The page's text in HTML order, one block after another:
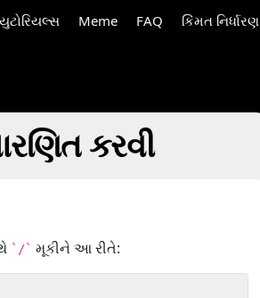
Meme FAQ કિંમત નિર્ધારણ
કરવી
`/` મૂકીને આ રીતે: